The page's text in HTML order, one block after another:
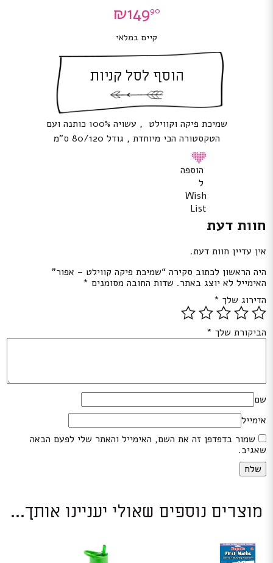
₪14990
קיים במלאי
הוסף לסל קניות
שמיכת פיקה וקווילט , עשויה 100% כותנה ועם
הטקסטורה הכי מיוחדת , גודל 80/120 ס”מ
הוספה
ל
Wish
List
חוות דעת
אין עדיין חוות דעת.
היה הראשון לכתוב סקירה “שמיכת פיקה קווילט – אפור”
האימייל לא יוצג באתר. שדות החובה מסומנים *
הדירוג שלך *
הביקורת שלך *
שם
אימייל
שמור בדפדפן זה את השם, האימייל והאתר שלי לפעם הבאה
שאגיב.
מוצרים נוספים שאולי יעניינו אותך...